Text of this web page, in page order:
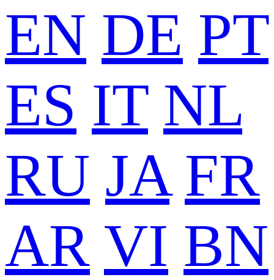
EN DE PT
ES IT NL
RU JA FR
AR VI BN